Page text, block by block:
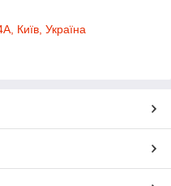
Київ, Україна